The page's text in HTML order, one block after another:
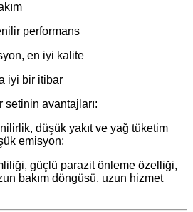
performans
en iyi kalite
iyi bir itibar
avantajları:
düşük yakıt ve yağ tüketim
emisyon;
güçlü parazit önleme özelliği,
uzun bakım döngüsü, uzun hizmet